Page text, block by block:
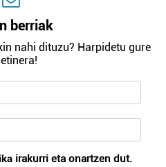
berriak
nahi dituzu? Harpidetu gure
irakurri eta onartzen dut.